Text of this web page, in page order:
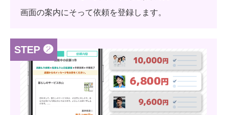
画面の案内にそって依頼を登録します。
STEP ❷